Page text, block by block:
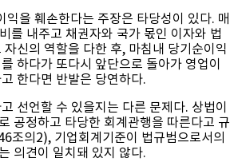
익을 훼손한다는 주장은 타당성이 있다. 매
를 내주고 채권자와 국가 몫인 이자와 법
신의 역할을 다한 후, 마침내 당기순이익
하다가 또다시 앞단으로 돌아가 영업이
한다면 반발은 당연하다.
선언할 수 있을지는 다른 문제다. 상법이
공정하고 타당한 회계관행을 따른다고 규
조의2), 기업회계기준이 법규범으로서의
의견이 일치돼 있지 않다.